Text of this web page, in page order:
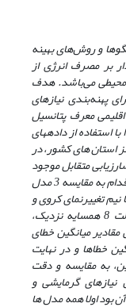
و روش‌های بهینه
بر مصرف انرژی از
محیطی می‌باشد. هدف
پهنه‌بندی نیازهای
معرف پتانسیل
استفاده از دادههای
استان های کشور، در
ارزیابی متقابل موجود
در ابزار زمین آمار سامانه اطلاعات جغرافیایی، اقدام به مقایسه 3 مدل
تغییرنمای کروی و
وزن دهی عکس فاصله با توان وزنی 2 و دخالت 8 همسایه نزدیک،
میانگین خطای
خطاها و در نهایت
به مقایسه و دقت
نیازهای گرمایشی و
بود اولا همه مدل ها